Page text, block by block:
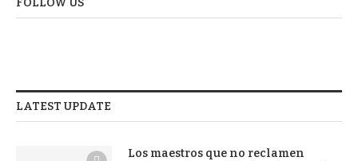
FOLLOW US
LATEST UPDATE
Los maestros que no reclamen